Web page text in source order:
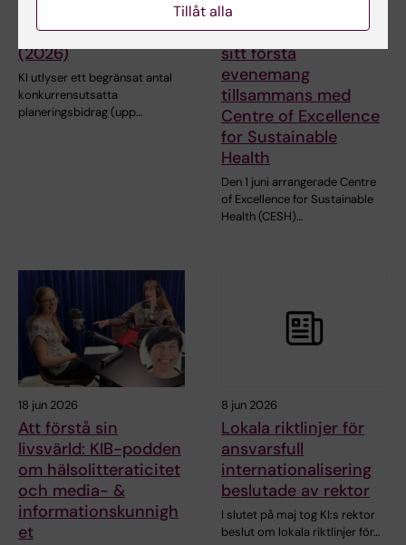
samarbete med UCL
(2026)
KI utlyser ett begränsat antal
konkurrensutsatta
planeringsbidrag (upp…
KI-Africa Student
Network anordnade
sitt första
evenemang
tillsammans med
Centre of Excellence
for Sustainable
Health
Den 1 juni arrangerade Centre
of Excellence for Sustainable
Health (CESH)…
18 jun 2026
Att förstå sin
livsvärld: KIB-podden
om hälsolitteraticitet
och media- &
informationskunnigh
et
8 jun 2026
Lokala riktlinjer för
ansvarsfull
internationalisering
beslutade av rektor
I slutet på maj tog KI:s rektor
beslut om lokala riktlinjer för…
Tillåt alla